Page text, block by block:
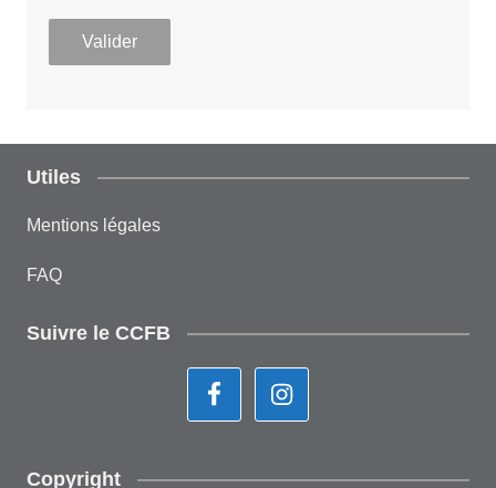
Utiles
Mentions légales
FAQ
Suivre le CCFB
Copyright